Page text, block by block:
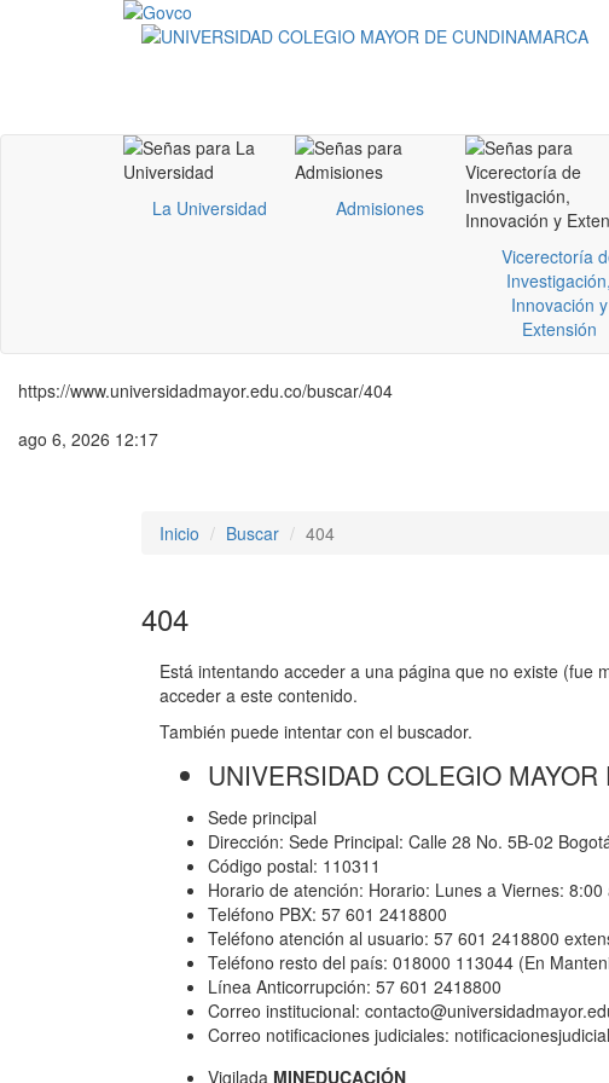
La Universidad
Admisiones
Vicerectoría
Investigación,
Innovación y
Extensión
https://www.universidadmayor.edu.co/buscar/404
ago 6, 2026 12:17
Inicio
Buscar 404
404
Está intentando acceder a una página que no existe (fue
acceder a este contenido.
También puede intentar con el buscador.
UNIVERSIDAD COLEGIO
Sede principal
Dirección: Sede Principal: Calle 28 No. 5B-02
Código postal: 110311
Horario de atención: Horario: Lunes a Viernes:
Teléfono PBX: 57 601 2418800
Teléfono atención al usuario: 57 601 2418800
Teléfono resto del país: 018000 113044 (En
Línea Anticorrupción: 57 601 2418800
Correo institucional:
Correo notificaciones judiciales:
Vigilada MINEDUCACIÓN